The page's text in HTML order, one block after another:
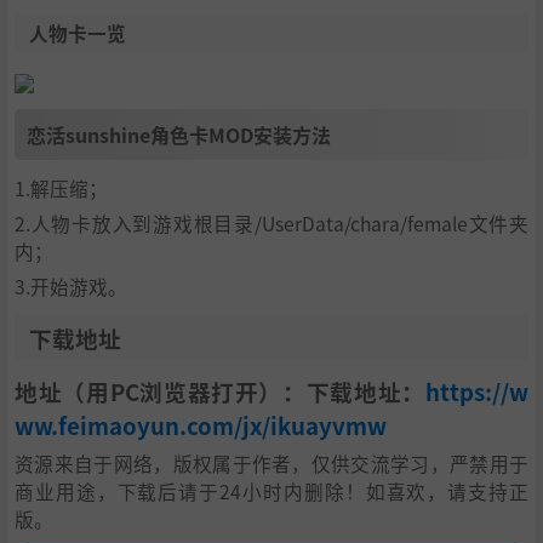
人物卡一览
恋活sunshine角色卡MOD安装方法
1.解压缩；
2.人物卡放入到游戏根目录/UserData/chara/female文件夹
内；
3.开始游戏。
下载地址
地址（用PC浏览器打开）：下载地址： https://w
ww.feimaoyun.com/jx/ikuayvmw
资源来自于网络，版权属于作者，仅供交流学习，严禁用于
商业用途，下载后请于24小时内删除！如喜欢，请支持正
版。